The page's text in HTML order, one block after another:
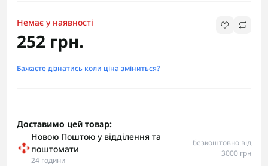
Немає у наявності
252 грн.
Бажаєте дізнатись коли ціна зміниться?
Доставимо цей товар:
Новою Поштою у відділення та
поштомати
24 години
безкоштовно від
3000 грн